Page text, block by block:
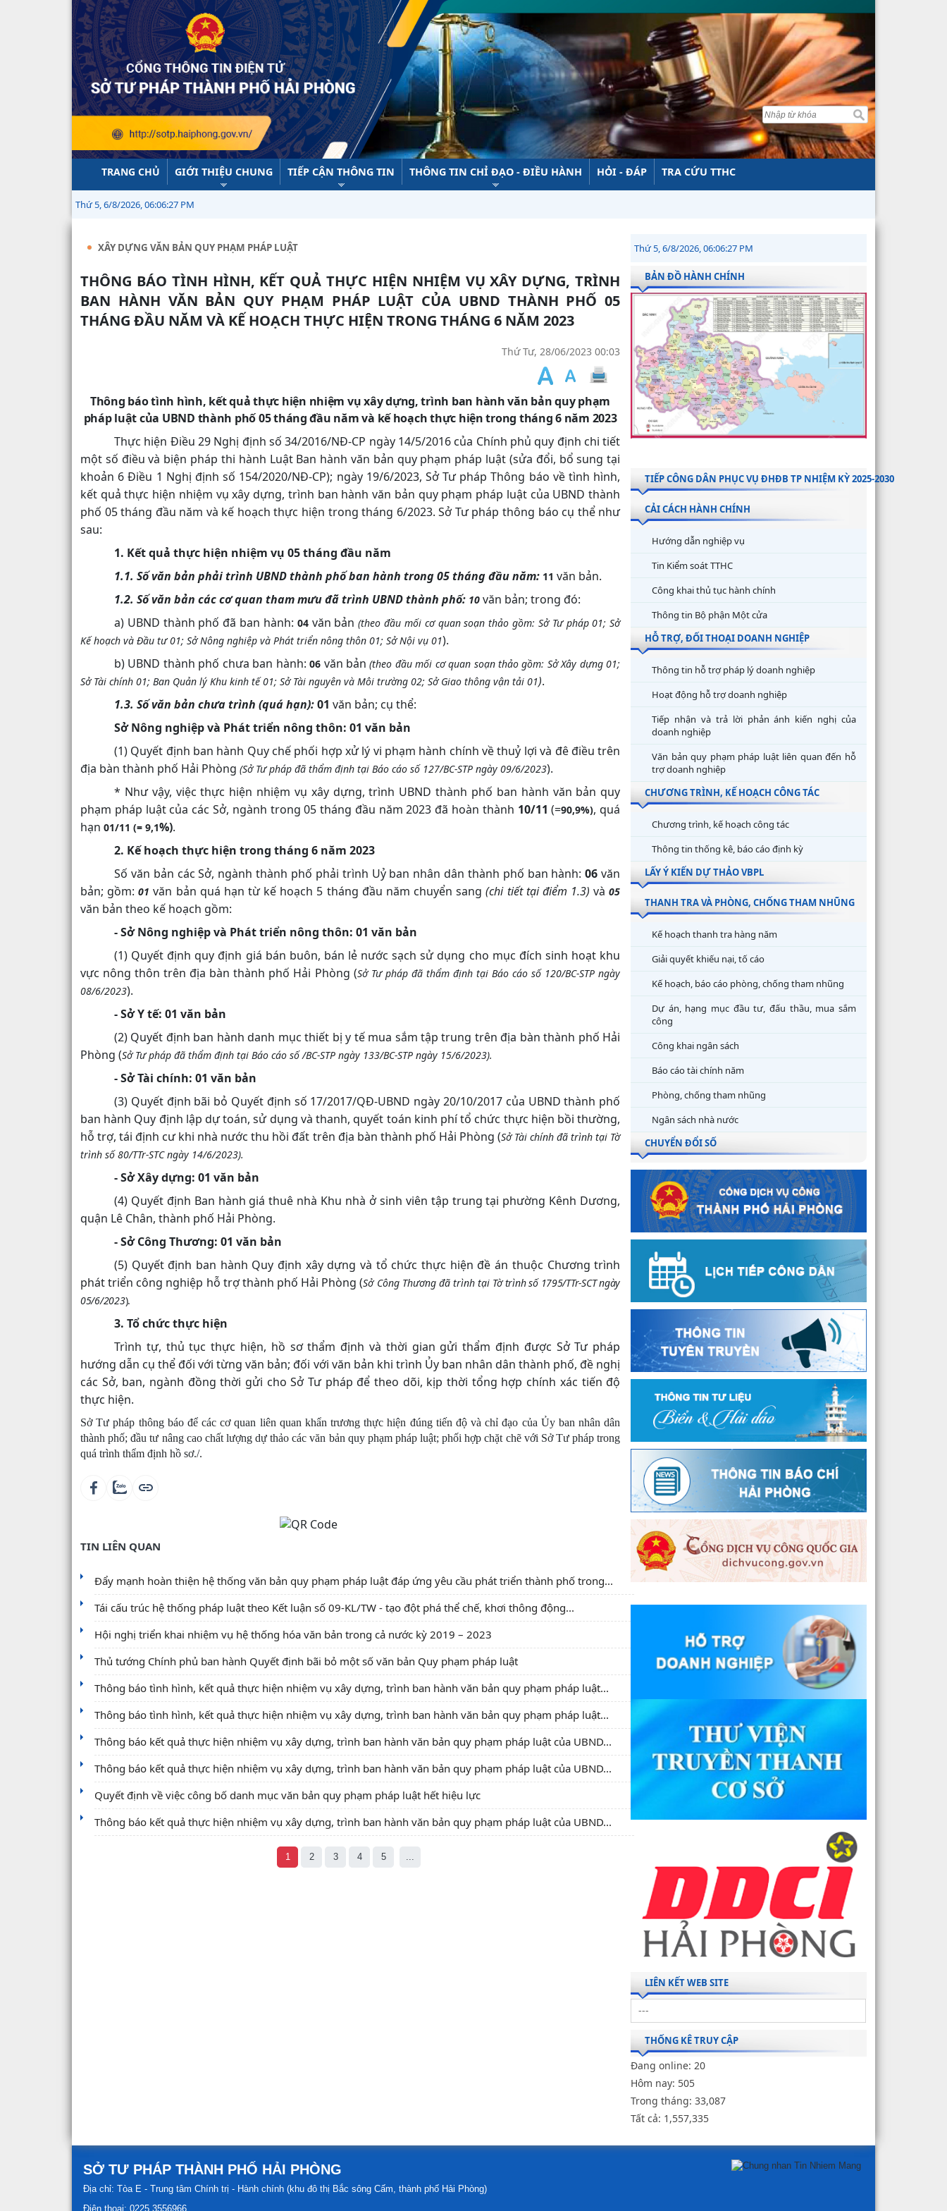
TRANG CHỦ GIỚI THIỆU CHUNG TIẾP CẬN THÔNG TIN THÔNG TIN CHỈ ĐẠO - ĐIỀU HÀNH HỎI - ĐÁP TRA CỨU TTHC
Thứ 5, 6/8/2026, 06:06:28 PM
XÂY DỰNG VĂN BẢN QUY PHẠM PHÁP LUẬT
THÔNG BÁO TÌNH HÌNH, KẾT QUẢ THỰC HIỆN NHIỆM VỤ XÂY DỰNG, TRÌNH
BAN HÀNH VĂN BẢN QUY PHẠM PHÁP LUẬT CỦA UBND THÀNH PHỐ 05
THÁNG ĐẦU NĂM VÀ KẾ HOẠCH THỰC HIỆN TRONG THÁNG 6 NĂM 2023
Thứ Tư, 28/06/2023 00:03
Thông báo tình hình, kết quả thực hiện nhiệm vụ xây dựng, trình ban hành văn bản quy phạm
pháp luật của UBND thành phố 05 tháng đầu năm và kế hoạch thực hiện trong tháng 6 năm 2023
Thực hiện Điều 29 Nghị định số 34/2016/NĐ-CP ngày 14/5/2016 của Chính phủ quy định chi tiết
một số điều và biện pháp thi hành Luật Ban hành văn bản quy phạm pháp luật (sửa đổi, bổ sung tại
khoản 6 Điều 1 Nghị định số 154/2020/NĐ-CP); ngày 19/6/2023, Sở Tư pháp Thông báo về tình hình,
kết quả thực hiện nhiệm vụ xây dựng, trình ban hành văn bản quy phạm pháp luật của UBND thành
phố 05 tháng đầu năm và kế hoạch thực hiện trong tháng 6/2023. Sở Tư pháp thông báo cụ thể như
sau:
1. Kết quả thực hiện nhiệm vụ 05 tháng đầu năm
1.1. Số văn bản phải trình UBND thành phố ban hành trong 05 tháng đầu năm: 11 văn bản.
1.2. Số văn bản các cơ quan tham mưu đã trình UBND thành phố: 10 văn bản; trong đó:
a) UBND thành phố đã ban hành: 04 văn bản(theo đầu mối cơ quan soạn thảo gồm: Sở Tư pháp 01; Sở
Kế hoạch và Đầu tư 01; Sở Nông nghiệp và Phát triển nông thôn 01; Sở Nội vụ 01).
b) UBND thành phố chưa ban hành:06 văn bản(theo đầu mối cơ quan soạn thảo gồm: Sở Xây dựng 01;
Sở Tài chính 01; Ban Quản lý Khu kinh tế 01; Sở Tài nguyên và Môi trường 02; Sở Giao thông vận tải 01).
1.3. Số văn bản chưa trình (quá hạn):01 văn bản; cụ thể:
Sở Nông nghiệp và Phát triển nông thôn: 01 văn bản
(1) Quyết định ban hành Quy chế phối hợp xử lý vi phạm hành chính về thuỷ lợi và đê điều trên
địa bàn thành phố Hải Phòng (Sở Tư pháp đã thẩm định tại Báo cáo số 127/BC-STP ngày 09/6/2023).
* Như vậy, việc thực hiện nhiệm vụ xây dựng, trình UBND thành phố ban hành văn bản quy
phạm pháp luật của các Sở, ngành trong 05 tháng đầu năm 2023 đã hoàn thành 10/11 (=90,9%), quá
hạn 01/11 (= 9,1%).
2. Kế hoạch thực hiện trong tháng 6 năm 2023
Số văn bản các Sở, ngành thành phố phải trình Uỷ ban nhân dân thành phố ban hành:06văn
bản; gồm:01văn bản quá hạntừ kế hoạch 5 tháng đầu năm chuyển sang (chi tiết tại điểm 1.3) và05
văn bản theo kế hoạch gồm:
- Sở Nông nghiệp và Phát triển nông thôn: 01 văn bản
(1) Quyết định quy định giá bán buôn, bán lẻ nước sạch sử dụng cho mục đích sinh hoạt khu
vực nông thôn trên địa bàn thành phố Hải Phòng (Sở Tư pháp đã thẩm định tại Báo cáo số 120/BC-STP ngày
08/6/2023).
- Sở Y tế: 01 văn bản
(2) Quyết định ban hành danh mục thiết bị y tế mua sắm tập trung trên địa bàn thành phố Hải
Phòng (Sở Tư pháp đã thẩm định tại Báo cáo số /BC-STP ngày 133/BC-STP ngày 15/6/2023).
- Sở Tài chính: 01 văn bản
(3) Quyết định bãi bỏ Quyết định số 17/2017/QĐ-UBND ngày 20/10/2017 của UBND thành phố
ban hành Quy định lập dự toán, sử dụng và thanh, quyết toán kinh phí tổ chức thực hiện bồi thường,
hỗ trợ, tái định cư khi nhà nước thu hồi đất trên địa bàn thành phố Hải Phòng (Sở Tài chính đã trình tại Tờ
trình số 80/TTr-STC ngày 14/6/2023).
- Sở Xây dựng: 01 văn bản
(4) Quyết định Ban hành giá thuê nhà Khu nhà ở sinh viên tập trung tại phường Kênh Dương,
quận Lê Chân, thành phố Hải Phòng.
- Sở Công Thương: 01 văn bản
(5) Quyết định ban hành Quy định xây dựng và tổ chức thực hiện đề án thuộc Chương trình
phát triển công nghiệp hỗ trợ thành phố Hải Phòng (Sở Công Thương đã trình tại Tờ trình số 1795/TTr-SCT ngày
05/6/2023).
3. Tổ chức thực hiện
Trình tự, thủ tục thực hiện, hồ sơ thẩm định và thời gian gửi thẩm định được Sở Tư pháp
hướng dẫn cụ thể đối với từng văn bản; đối với văn bản khi trình Ủy ban nhân dân thành phố, đề nghị
các Sở, ban, ngành đồng thời gửi cho Sở Tư pháp để theo dõi, kịp thời tổng hợp chính xác tiến độ
thực hiện.
Sở Tư pháp thông báo để các cơ quan liên quan khẩn trương thực hiện đúng tiến độ và chỉ đạo của Ủy ban nhân dân
thành phố; đầu tư nâng cao chất lượng dự thảo các văn bản quy phạm pháp luật; phối hợp chặt chẽ với Sở Tư pháp trong
quá trình thẩm định hồ sơ./.
TIN LIÊN QUAN
Đẩy mạnh hoàn thiện hệ thống văn bản quy phạm pháp luật đáp ứng yêu cầu phát triển thành phố trong...
Tái cấu trúc hệ thống pháp luật theo Kết luận số 09-KL/TW - tạo đột phá thể chế, khơi thông động...
Hội nghị triển khai nhiệm vụ hệ thống hóa văn bản trong cả nước kỳ 2019 – 2023
Thủ tướng Chính phủ ban hành Quyết định bãi bỏ một số văn bản Quy phạm pháp luật
Thông báo tình hình, kết quả thực hiện nhiệm vụ xây dựng, trình ban hành văn bản quy phạm pháp luật...
Thông báo tình hình, kết quả thực hiện nhiệm vụ xây dựng, trình ban hành văn bản quy phạm pháp luật...
Thông báo kết quả thực hiện nhiệm vụ xây dựng, trình ban hành văn bản quy phạm pháp luật của UBND...
Thông báo kết quả thực hiện nhiệm vụ xây dựng, trình ban hành văn bản quy phạm pháp luật của UBND...
Quyết định về việc công bố danh mục văn bản quy phạm pháp luật hết hiệu lực
Thông báo kết quả thực hiện nhiệm vụ xây dựng, trình ban hành văn bản quy phạm pháp luật của UBND...
1 2 3 4 5
Thứ 5, 6/8/2026, 06:06:28 PM
BẢN ĐỒ HÀNH CHÍNH
TIẾP CÔNG DÂN PHỤC VỤ ĐHĐB TP NHIỆM KỲ 2025-2030
CẢI CÁCH HÀNH CHÍNH
Hướng dẫn nghiệp vụ
Tin Kiểm soát TTHC
Công khai thủ tục hành chính
Thông tin Bộ phận Một cửa
HỖ TRỢ, ĐỐI THOẠI DOANH NGHIỆP
Thông tin hỗ trợ pháp lý doanh nghiệp
Hoạt động hỗ trợ doanh nghiệp
Tiếp nhận và trả lời phản ánh kiến nghị của
doanh nghiệp
Văn bản quy phạm pháp luật liên quan đến hỗ
trợ doanh nghiệp
CHƯƠNG TRÌNH, KẾ HOẠCH CÔNG TÁC
Chương trình, kế hoạch công tác
Thông tin thống kê, báo cáo định kỳ
LẤY Ý KIẾN DỰ THẢO VBPL
THANH TRA VÀ PHÒNG, CHỐNG THAM NHŨNG
Kế hoạch thanh tra hàng năm
Giải quyết khiếu nại, tố cáo
Kế hoạch, báo cáo phòng, chống tham nhũng
Dự án, hạng mục đầu tư, đấu thầu, mua sắm
công
Công khai ngân sách
Báo cáo tài chính năm
Phòng, chống tham nhũng
Ngân sách nhà nước
CHUYỂN ĐỔI SỐ
LIÊN KẾT WEB SITE
THỐNG KÊ TRUY CẬP
Đang online: 20
Hôm nay: 505
Trong tháng: 33,087
Tất cả: 1,557,335
SỞ TƯ PHÁP THÀNH PHỐ HẢI PHÒNG
Địa chỉ: Tòa E - Trung tâm Chính trị - Hành chính (khu đô thị Bắc sông Cấm, thành phố Hải Phòng)
Điện thoại: 0225.3556966